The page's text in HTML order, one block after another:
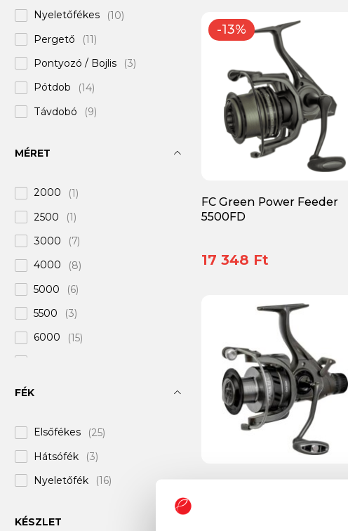
EUROSTAR (+8)
EnergoTeam
Favorite (+5)
Frenetic
(+26)
Gold Star
(+1)
Haldorádó
Iron Claw
K-Karp
(+11)
Kamasaki
Koós
(+2)
LineaEffe
MADCAT
Mitchell (+46)
NTR (+4)
Nevis (+71)
O'Reel
Nyeletőfékes
(10)
Pergető
(11)
Pontyozó / Bojlis
(3)
Pótdob
(14)
Távdobó
(9)
MÉRET
2000
(1)
2500
(1)
3000
(7)
4000
(8)
5000
(6)
5500
(3)
6000
(15)
10000 (1)
FÉK
Elsőfékes
(25)
Hátsófék
(3)
Nyeletőfék
(16)
KÉSZLET
-13%
FC Green Power Feeder
5500FD
17 348 Ft